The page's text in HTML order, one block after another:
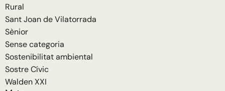
Rural
Sant Joan de Vilatorrada
Sènior
Sense categoria
Sostenibilitat ambiental
Sostre Cívic
Walden XXI